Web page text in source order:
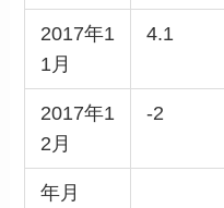
2017年1
1月
4.1
2017年1
2月
-2
年月